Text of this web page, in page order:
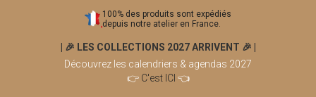
100% des produits sont expédiés
depuis notre atelier en France.
| 🎉 LES COLLECTIONS 2027 ARRIVENT 🎉
Découvrez les calendriers & agendas 2027
👉 C'est ICI 👈